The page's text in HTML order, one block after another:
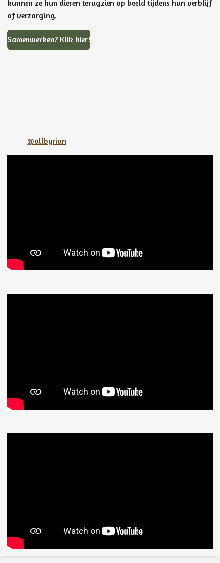
kunnen ze hun dieren terugzien op beeld tijdens hun verblijf
of verzorging.
Samenwerken? Klik hier!
@allbyrian